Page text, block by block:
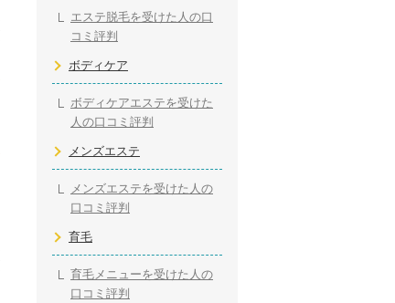
エステ脱毛を受けた人の口
コミ評判
ボディケア
ボディケアエステを受けた
人の口コミ評判
メンズエステ
メンズエステを受けた人の
口コミ評判
育毛
育毛メニューを受けた人の
口コミ評判